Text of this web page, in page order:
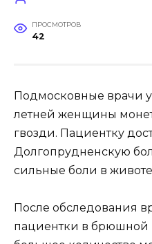
ПРОСМОТРОВ
42
Подмосковные врачи
летней женщины
гвозди. Пациентку
Долгопрудненскую
сильные боли в
После обследования
пациентки в брюшной